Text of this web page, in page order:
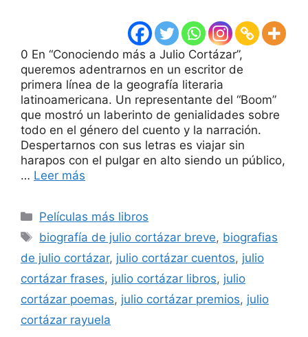
0 En “Conociendo más a Julio Cortázar”,
queremos adentrarnos en un escritor de
primera línea de la geografía literaria
latinoamericana. Un representante del “Boom”
que mostró un laberinto de genialidades sobre
todo en el género del cuento y la narración.
Despertarnos con sus letras es viajar sin
harapos con el pulgar en alto siendo un público,
… Leer más
Categorías
Películas más libros
Etiquetas
biografía de julio cortázar breve, biografias
de julio cortázar, julio cortázar cuentos, julio
cortázar frases, julio cortázar libros, julio
cortázar poemas, julio cortázar premios, julio
cortázar rayuela